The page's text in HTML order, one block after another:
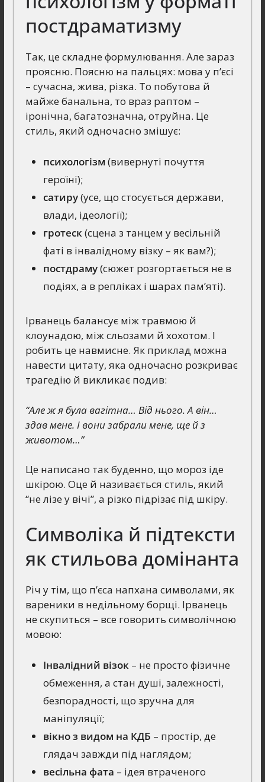
постдраматизму
Так, це складне формулювання. Але зараз
проясню. Поясню на пальцях: мова у п’єсі
– сучасна, жива, різка. То побутова й
майже банальна, то враз раптом –
іронічна, багатозначна, отруйна. Це
стиль, який одночасно змішує:
психологізм (вивернуті почуття
героїні);
сатиру(усе, що стосується держави,
влади, ідеології);
гротеск(сцена з танцем у весільній
фаті в інвалідному візку – як вам?);
постдраму(сюжет розгортається не в
подіях, а в репліках і шарах пам’яті).
Ірванець балансує між травмою й
клоунадою, між сльозами й хохотом. І
робить це навмисне. Як приклад можна
навести цитату, яка одночасно розкриває
трагедію й викликає подив:
“Але ж я була вагітна… Від нього. А він…
здав мене. І вони забрали мене, ще й з
животом…”
Це написано так буденно, що мороз іде
шкірою. Оце й називається стиль, який
“не лізе у вічі”, а різко підрізає під шкіру.
Символіка й підтексти
як стильова домінанта
Річ у тім, що п’єса напхана символами, як
вареники в недільному борщі. Ірванець
не скупиться – все говорить символічною
мовою:
Інвалідний візок– не просто фізичне
обмеження, а стан душі, залежності,
безпорадності, що зручна для
маніпуляції;
вікно з видом на КДБ – простір, де
глядач завжди під наглядом;
весільна фата – ідея втраченого